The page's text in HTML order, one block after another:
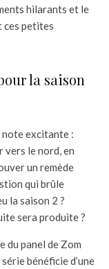
hilarants et le
ces petites
la saison
note excitante :
vers le nord, en
un remède
qui brûle
la saison 2 ?
sera produite ?
du panel de Zom
bénéficie d’une